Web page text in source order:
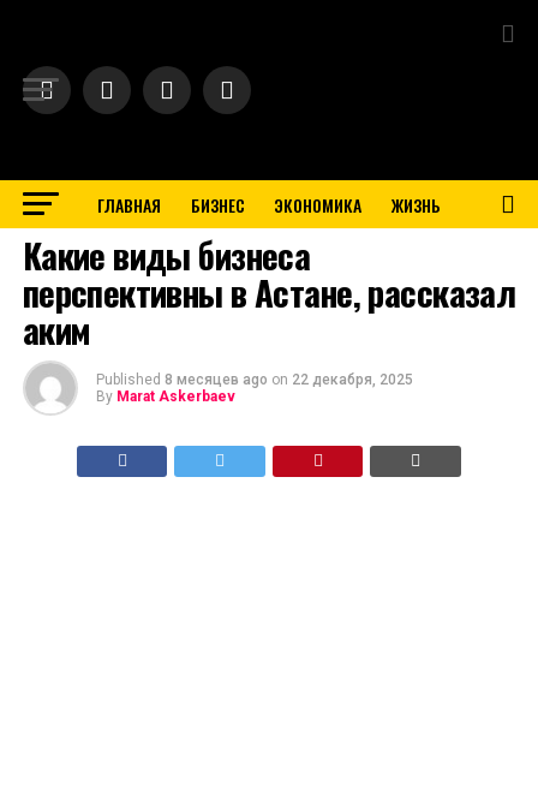
ГЛАВНАЯ БИЗНЕС ЭКОНОМИКА ЖИЗНЬ
BUSINESS
Какие виды бизнеса
перспективны в Астане, рассказал
аким
Published 8 месяцев ago on 22 декабря, 2025
By Marat Askerbaev